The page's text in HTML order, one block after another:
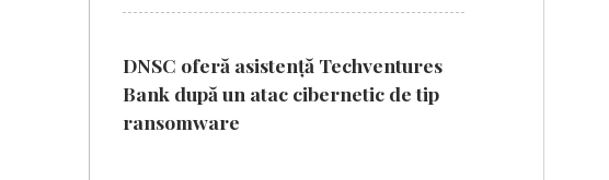
DNSC oferă asistență Techventures
Bank după un atac cibernetic de tip
ransomware